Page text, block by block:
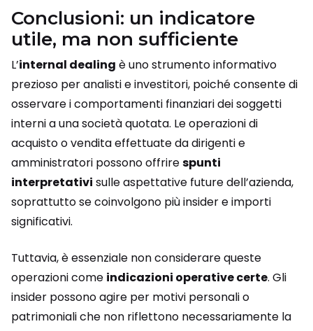
Conclusioni: un indicatore
utile, ma non sufficiente
L’internal dealing è uno strumento informativo
prezioso per analisti e investitori, poiché consente di
osservare i comportamenti finanziari dei soggetti
interni a una società quotata. Le operazioni di
acquisto o vendita effettuate da dirigenti e
amministratori possono offrirespunti
interpretativi sulle aspettative future dell’azienda,
soprattutto se coinvolgono più insider e importi
significativi.
Tuttavia, è essenziale non considerare queste
operazioni come indicazioni operative certe. Gli
insider possono agire per motivi personali o
patrimoniali che non riflettono necessariamente la